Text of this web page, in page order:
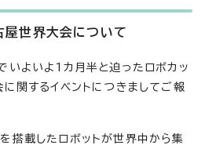
世界大会について
いよいよ1カ月半と迫ったロボカッ
関するイベントにつきましてご報
搭載したロボットが世界中から集